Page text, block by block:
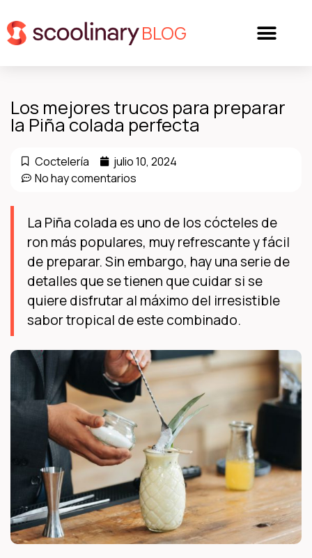
BLOG
Los mejores trucos para preparar
la Piña colada perfecta
Coctelería
julio 10, 2024
No hay comentarios
La Piña colada es uno de los cócteles de
ron más populares, muy refrescante y fácil
de preparar. Sin embargo, hay una serie de
detalles que se tienen que cuidar si se
quiere disfrutar al máximo del irresistible
sabor tropical de este combinado.